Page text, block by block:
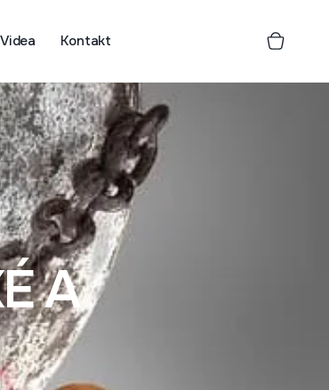
Videa Kontakt
A